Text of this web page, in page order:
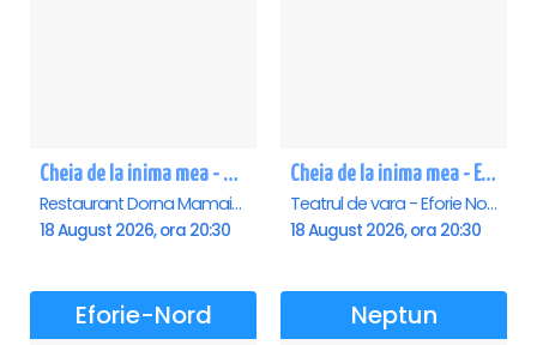
Cheia de la inima mea - Mamaia
Restaurant Dorna Mamaia, Mamaia
18 August 2026, ora 20:30
Cheia de la inima mea - Eforie Nord
Teatrul de vara - Eforie Nord, Eforie-Nord
18 August 2026, ora 20:30
Eforie-Nord Neptun